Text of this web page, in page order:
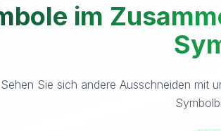
im
Sehen Sie sich andere Ausschneiden mit